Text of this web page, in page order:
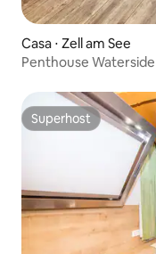
Casa ⋅ Zell am See
Penthouse
Superhost
Superhost